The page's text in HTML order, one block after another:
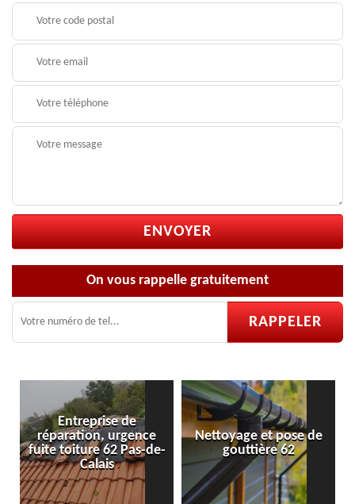
On vous rappelle gratuitement
de
urgence
62 Pas-de-
Calais
Nettoyage et pose de
gouttière 62
Pose et